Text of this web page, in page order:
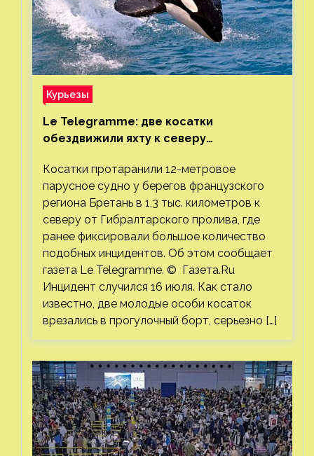
Курьезы
Le Telegramme: две косатки
обездвижили яхту к северу
Косатки протаранили 12-метровое
парусное судно у берегов французского
региона Бретань в 1,3 тыс. километров к
северу от Гибралтарского пролива, где
ранее фиксировали большое количество
подобных инцидентов. Об этом сообщает
газета Le Telegramme. © Газета.Ru
Инцидент случился 16 июля. Как стало
известно, две молодые особи косаток
врезались в прогулочный борт, серьезно […]